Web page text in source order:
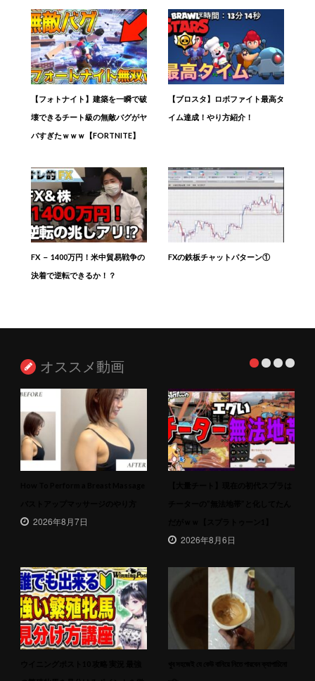
【フォトナイト】建築を一瞬で破
壊できるチート級の無敵バグがヤ
バすぎたｗｗｗ【FORTNITE】
【ブロスタ】ロボファイト最高タ
イム達成！やり方紹介！
FX － 1400万円！米中貿易戦争の
決着で逆転できるか！？
FXの鉄板チャットパターン①
オススメ動画
2026年8月7日
2026年8月6日